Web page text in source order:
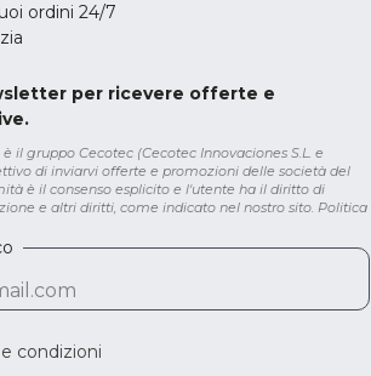
ordini 24/7
per ricevere offerte e
il gruppo Cecotec (Cecotec Innovaciones S.L. e
di inviarvi offerte e promozioni delle società del
è il consenso esplicito e l'utente ha il diritto di
e altri diritti, come indicato nel nostro sito. Politica
condizioni